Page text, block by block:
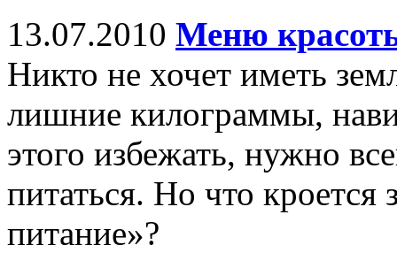
13.07.2010 Меню
Никто не хочет иметь
лишние килограммы,
этого избежать, нужно
питаться. Но что кроется
питание»?